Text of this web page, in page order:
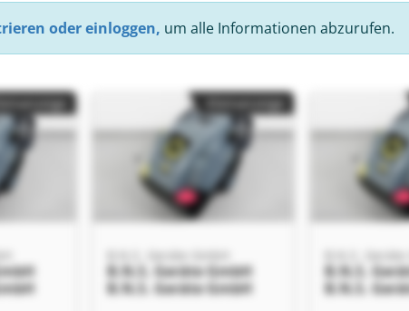
oder einloggen, um alle Informationen abzurufen.
B.N.S. Geräte GmbH
B.N.S. Geräte GmbH
B.N.S. Geräte GmbH
B.N.S.
B.N.S.
B.N.S.